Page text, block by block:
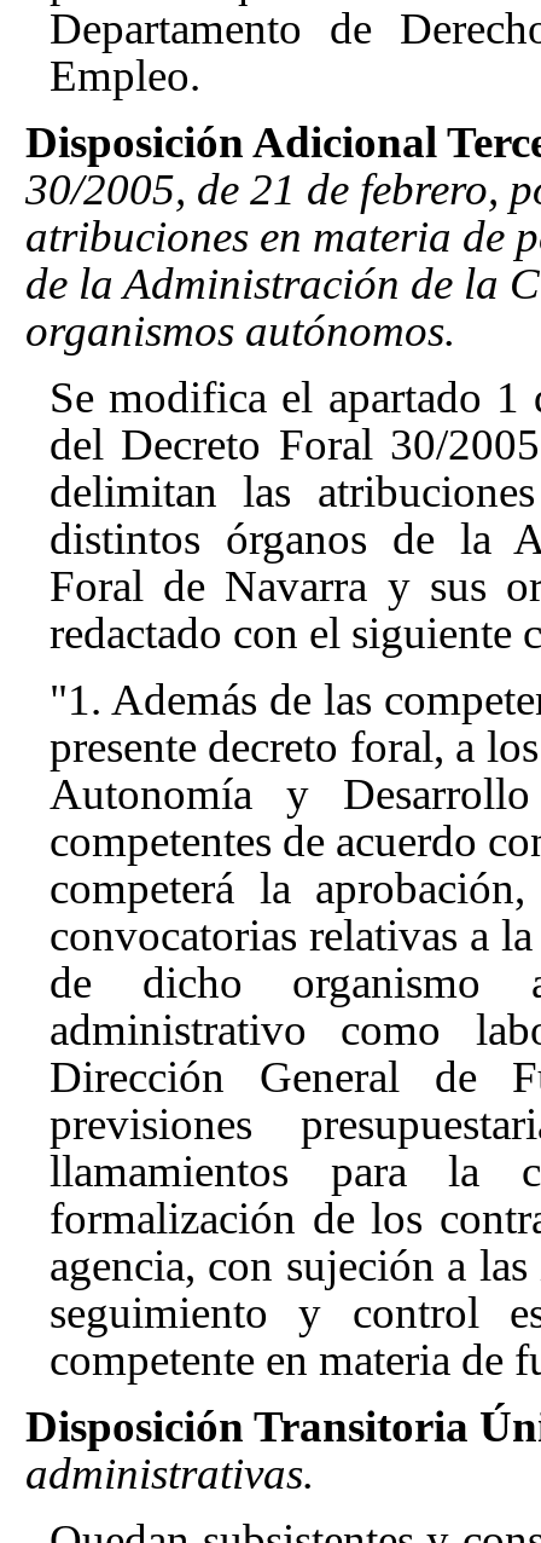
Departamento de
Empleo.
Disposición Adicional
30/2005, de 21 de febrero,
atribuciones en materia de
de la Administración de la
organismos autónomos.
Se modifica el apartado 1
del Decreto Foral 30/
delimitan las
distintos órganos de la
Foral de Navarra y sus
redactado con el siguiente
"1. Además de las
presente decreto foral, a
Autonomía y
competentes de acuerdo
competerá la
convocatorias relativas a
de dicho organismo
administrativo como
Dirección General de
previsiones
llamamientos para la
formalización de los
agencia, con sujeción a
seguimiento y control
competente en materia de
Disposición Transitoria
administrativas.